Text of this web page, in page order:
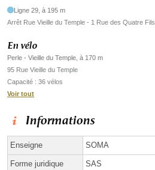
Ligne 29, à 195 m
Arrêt Rue Vieille du Temple - 1 Rue des Quatre Fils
En vélo
Perle - Vieille du Temple, à 170 m
95 Rue Vieille du Temple
Capacité : 36 vélos
Voir tout
Informations
Enseigne SOMA
Forme juridique SAS